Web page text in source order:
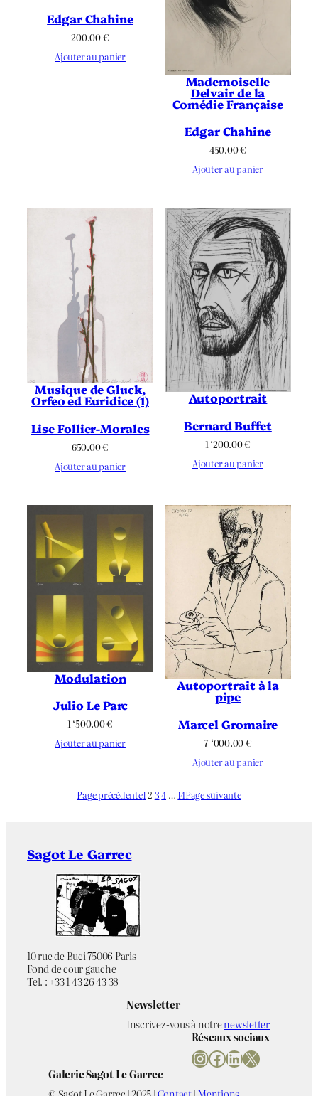
Edgar Chahine
200.00€
Ajouter au panier
Mademoiselle
Delvair de la
Comédie Française
Edgar Chahine
450.00€
Ajouter au panier
Musique de Gluck,
Orfeo ed Euridice (1)
Lise Follier-Morales
650.00€
Ajouter au panier
Autoportrait
Bernard Buffet
1 ‘200.00€
Ajouter au panier
Modulation
Julio Le Parc
1 ‘500.00€
Ajouter au panier
Autoportrait à la
pipe
Marcel Gromaire
7 ‘000.00€
Ajouter au panier
Page précédente12 34 …14Page suivante
Sagot Le Garrec
10 rue de Buci 75006 Paris
Fond de cour gauche
Tel. : +33 1 43 26 43 38
Newsletter
Inscrivez-vous à notrenewsletter
Réseaux sociaux
InstagramFacebook LinkedIn X
Galerie Sagot Le Garrec